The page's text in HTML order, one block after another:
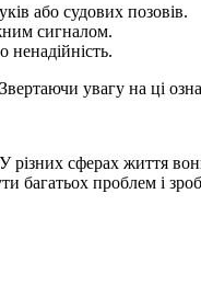
або судових позовів.
сигналом.
увагу на ці
сферах життя
багатьох проблем і